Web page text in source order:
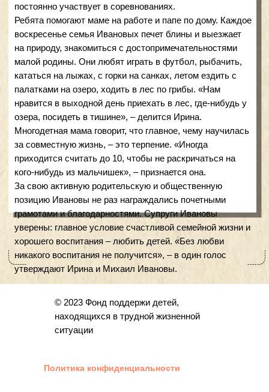
© 2023 Фонд поддержи детей,
находящихся в трудной жизненной
ситуации
Политика конфиденциальности